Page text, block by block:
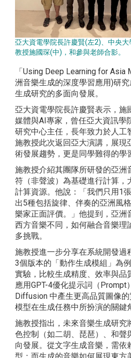
亞大資電學院長許慶賢(左2)、中央
教授施國琛(中)，和參與老師合影。
「Using Deep Learning for Asia
洲音樂生成的深度學習應用)研
生成研究的多面向發展。
亞大資電學院長許慶賢表示，施
媒體與AI專家，曾任亞大資訊學
研究中心主任，長年致力於人工
施教授此次返回亞大演講，展現
術發展趨勢，更是同學難得的學
施教授介紹其團隊所研發的亞洲
符（非聲波）為基礎進行計算，
計算資源。他說：「我們只用1
出5種包括旋律、伴奏的亞洲風
樂家正面評價。」他提到，亞洲
西方音樂不同，如何融合音樂理
多挑戰。
施教授進一步分享在系統開發過
3個版本的「動作生成模組」為
實驗，比較生成精度、效率與品
應用GPT-4優化提示詞（Prompt
Diffusion 中產生更高品質圖像
模型在生成任務中所扮演的關鍵
施教授指出，未來音樂生成研究
色控制（如二胡、琵琶）、和聲
向發展。從文字生成音樂，需依